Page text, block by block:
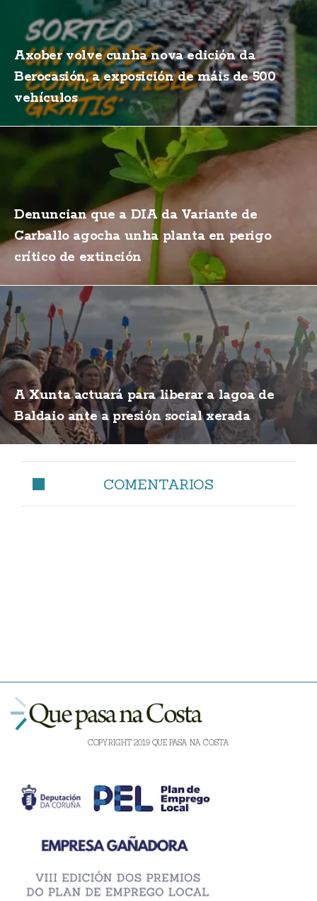
Axober volve cunha nova edición da
Berocasión, a exposición de máis de 500
vehículos
Denuncian que a DIA da Variante de
Carballo agocha unha planta en perigo
crítico de extinción
A Xunta actuará para liberar a lagoa de
Baldaio ante a presión social xerada
COMENTARIOS
COPYRIGHT 2019 QUE PASA NA COSTA